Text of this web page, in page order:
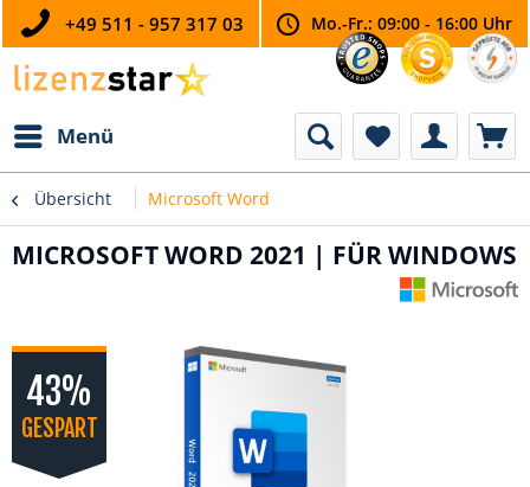
+49 511 - 957 317 03 Mo.-Fr.: 09:00 - 16:00 Uhr
Menü
Übersicht Microsoft Word
MICROSOFT WORD 2021 | FÜR WINDOWS
43%
GESPART